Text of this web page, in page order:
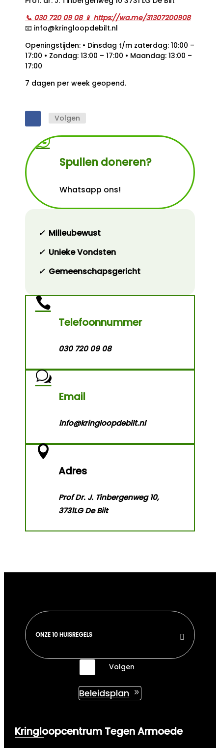
📞 030 720 09 08 📱 https://wa.me/31307200908
📧 info@kringloopdebilt.nl
Openingstijden: • Dinsdag t/m zaterdag: 10:00 –
17:00 • Zondag: 13:00 – 17:00 • Maandag: 13:00 –
17:00
7 dagen per week geopend.
Volgen

Spullen doneren?
Whatsapp ons!
✓Milieubewust
✓Unieke Vondsten
✓Gemeenschapsgericht

Telefoonnummer
030 720 09 08
w
Email
info@kringloopdebilt.nl

Adres
Prof Dr. J. Tinbergenweg 10,
3731LG De Bilt
ONZE 10 HUISREGELS
Volgen
Beleidsplan
Kringloopcentrum Tegen Armoede